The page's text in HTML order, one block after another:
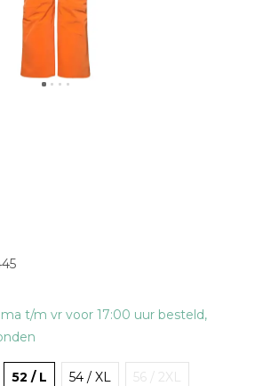
t/m vr voor 17:00 uur besteld,
52 / L 54 / XL 56 / 2XL